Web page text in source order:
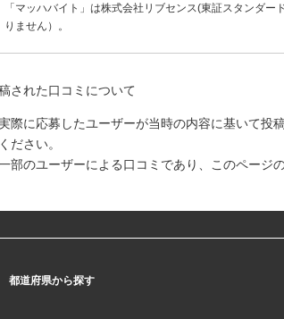
「マッハバイト」は株式会社リブセンス(東証スタンダ
りません）。
された口コミについて
際に応募したユーザーが当時の内容に基いて投
ださい。
部のユーザーによる口コミであり、このページ
都道府県から探す